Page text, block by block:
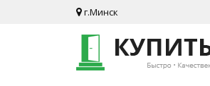
г.Минск